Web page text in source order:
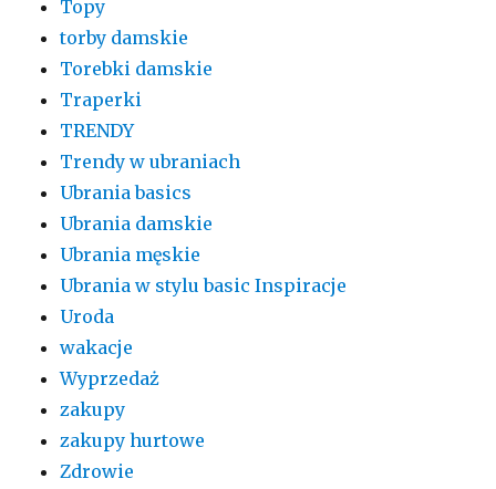
Topy
torby damskie
Torebki damskie
Traperki
TRENDY
Trendy w ubraniach
Ubrania basics
Ubrania damskie
Ubrania męskie
Ubrania w stylu basic Inspiracje
Uroda
wakacje
Wyprzedaż
zakupy
zakupy hurtowe
Zdrowie